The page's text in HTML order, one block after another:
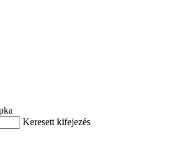
Keresett kifejezés